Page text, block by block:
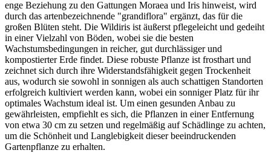
enge Beziehung zu den Gattungen Moraea und Iris hinweist, wird
durch das artenbezeichnende "grandiflora" ergänzt, das für die
großen Blüten steht. Die Wildiris ist äußerst pflegeleicht und gedeiht
in einer Vielzahl von Böden, wobei sie die besten
Wachstumsbedingungen in reicher, gut durchlässiger und
kompostierter Erde findet. Diese robuste Pflanze ist frosthart und
zeichnet sich durch ihre Widerstandsfähigkeit gegen Trockenheit
aus, wodurch sie sowohl in sonnigen als auch schattigen Standorten
erfolgreich kultiviert werden kann, wobei ein sonniger Platz für ihr
optimales Wachstum ideal ist. Um einen gesunden Anbau zu
gewährleisten, empfiehlt es sich, die Pflanzen in einer Entfernung
von etwa 30 cm zu setzen und regelmäßig auf Schädlinge zu achten,
um die Schönheit und Langlebigkeit dieser beeindruckenden
Gartenpflanze zu erhalten.